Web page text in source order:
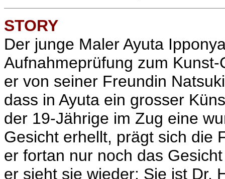
STORY
Der junge Maler Ayuta
Aufnahmeprüfung zum
er von seiner Freundin
dass in Ayuta ein grosser
der 19-Jährige im Zug eine
Gesicht erhellt, prägt sich die
er fortan nur noch das
er sieht sie wieder: Sie ist Dr.